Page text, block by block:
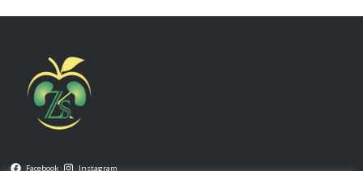
Facebook Instagram